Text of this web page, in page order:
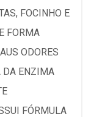
FOCINHO E
FORMA
ODORES
DA ENZIMA
FÓRMULA